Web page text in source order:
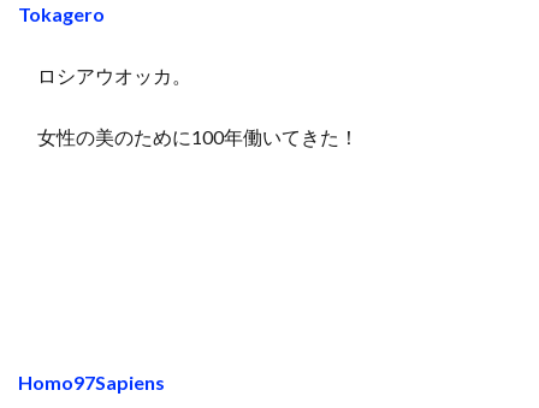
Tokagero
ロシアウオッカ。
女性の美のために100年働いてきた！
Homo97Sapiens